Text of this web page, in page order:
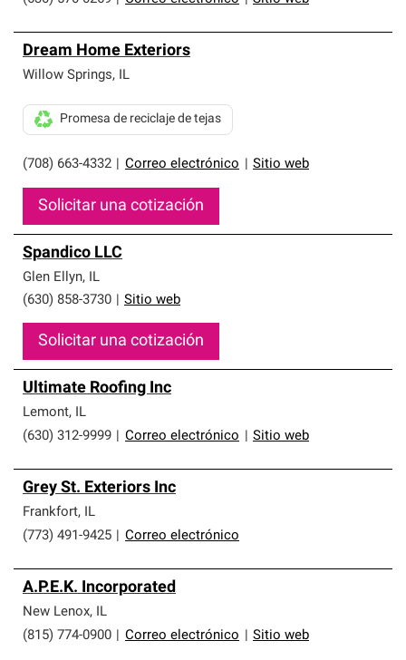
Dream Home Exteriors
Willow Springs, IL
(708) 663-4332 Correo electrónico Sitio web
Promesa de reciclaje de tejas
Solicitar una cotización
Spandico LLC
Glen Ellyn, IL
(630) 858-3730
Sitio web
Solicitar una cotización
Ultimate Roofing Inc
Lemont, IL
(630) 312-9999
Correo electrónico Sitio web
Grey St. Exteriors Inc
Frankfort, IL
(773) 491-9425
Correo electrónico
A.P.E.K. Incorporated
New Lenox, IL
(815) 774-0900
Correo electrónico Sitio web